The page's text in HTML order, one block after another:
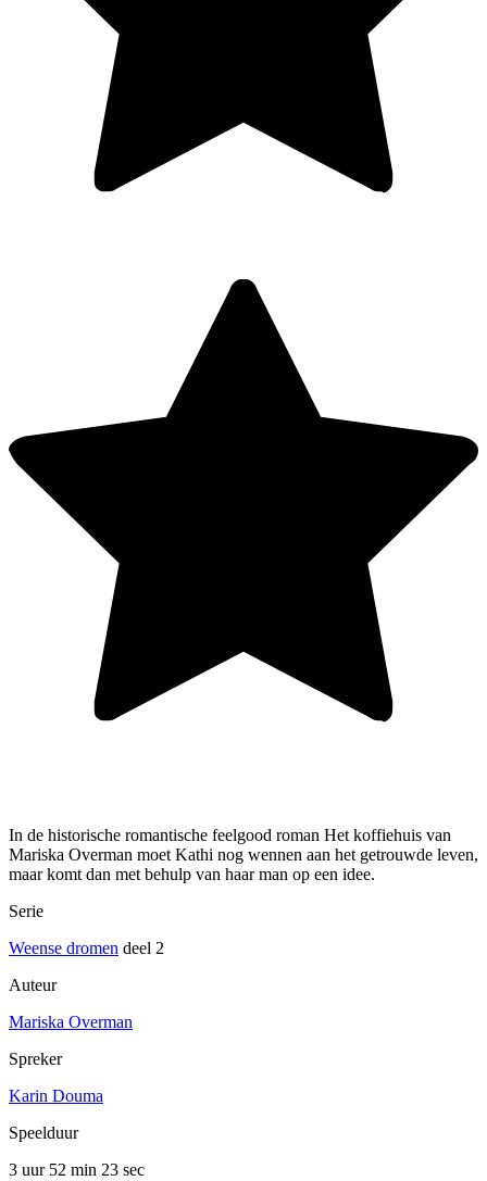
In de historische romantische feelgood roman Het koffiehuis van
Mariska Overman moet Kathi nog wennen aan het getrouwde leven,
maar komt dan met behulp van haar man op een idee.
Serie
Weense dromen deel 2
Auteur
Mariska Overman
Spreker
Karin Douma
Speelduur
3 uur 52 min 23 sec